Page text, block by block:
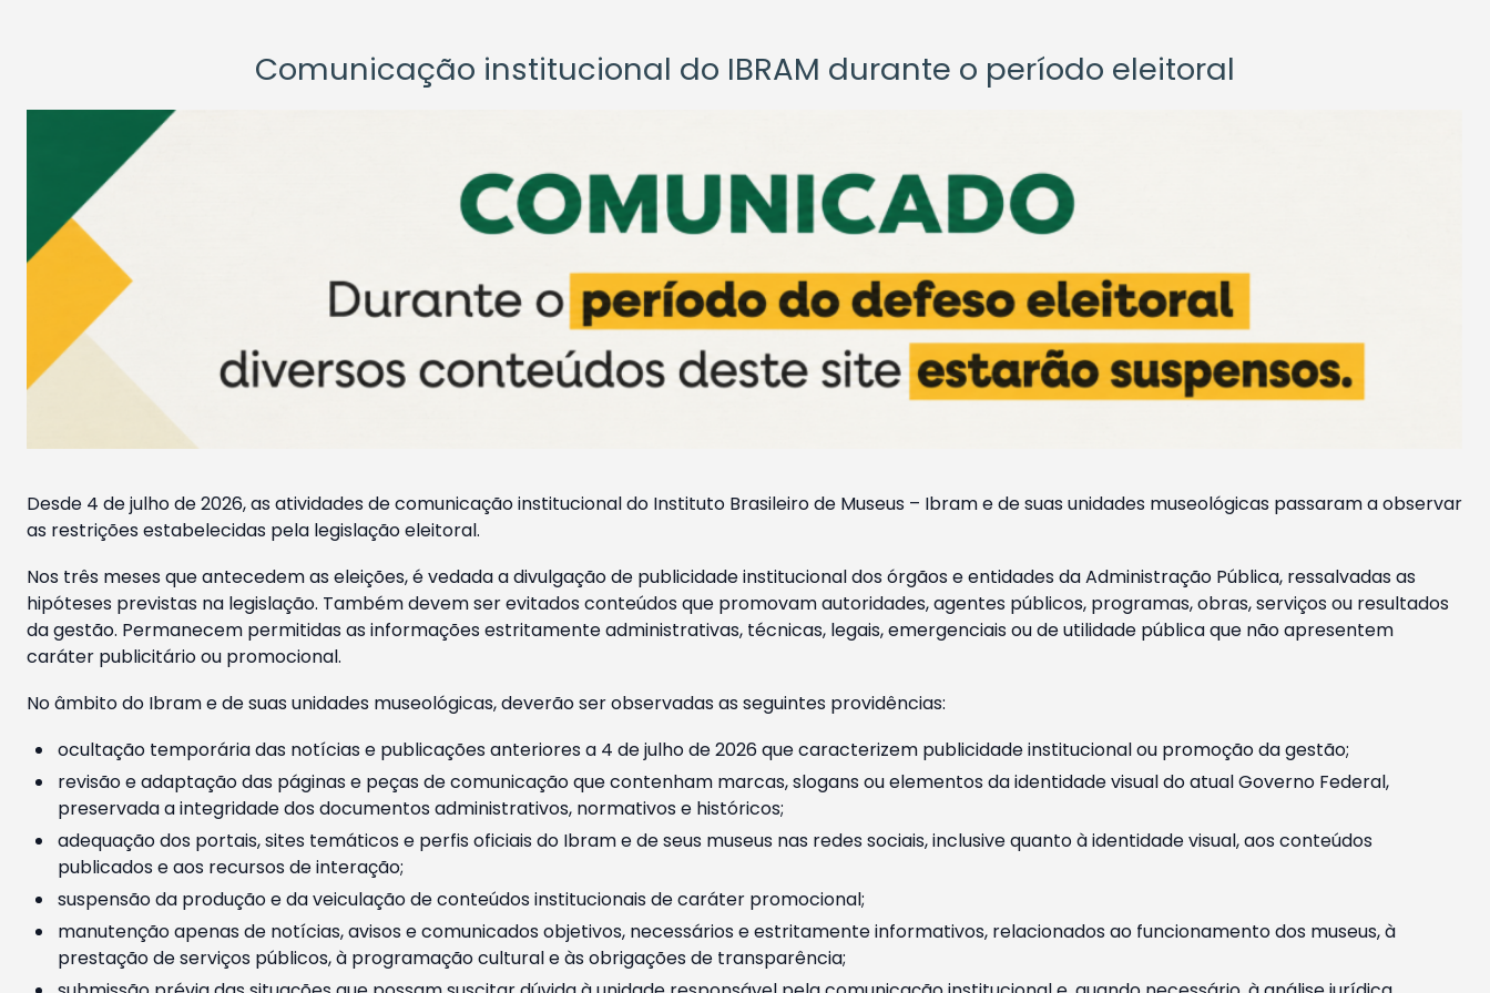
Comunicação institucional do IBRAM durante o período eleitoral
Desde 4 de julho de 2026, as atividades de comunicação institucional do Instituto Brasileiro de Museus – Ibram e de suas unidades museológicas passaram a observar
as restrições estabelecidas pela legislação eleitoral.
Nos três meses que antecedem as eleições, é vedada a divulgação de publicidade institucional dos órgãos e entidades da Administração Pública, ressalvadas as
hipóteses previstas na legislação. Também devem ser evitados conteúdos que promovam autoridades, agentes públicos, programas, obras, serviços ou resultados
da gestão. Permanecem permitidas as informações estritamente administrativas, técnicas, legais, emergenciais ou de utilidade pública que não apresentem
caráter publicitário ou promocional.
No âmbito do Ibram e de suas unidades museológicas, deverão ser observadas as seguintes providências:
ocultação temporária das notícias e publicações anteriores a 4 de julho de 2026 que caracterizem publicidade institucional ou promoção da gestão;
revisão e adaptação das páginas e peças de comunicação que contenham marcas, slogans ou elementos da identidade visual do atual Governo Federal,
preservada a integridade dos documentos administrativos, normativos e históricos;
adequação dos portais, sites temáticos e perfis oficiais do Ibram e de seus museus nas redes sociais, inclusive quanto à identidade visual, aos conteúdos
publicados e aos recursos de interação;
suspensão da produção e da veiculação de conteúdos institucionais de caráter promocional;
manutenção apenas de notícias, avisos e comunicados objetivos, necessários e estritamente informativos, relacionados ao funcionamento dos museus, à
prestação de serviços públicos, à programação cultural e às obrigações de transparência;